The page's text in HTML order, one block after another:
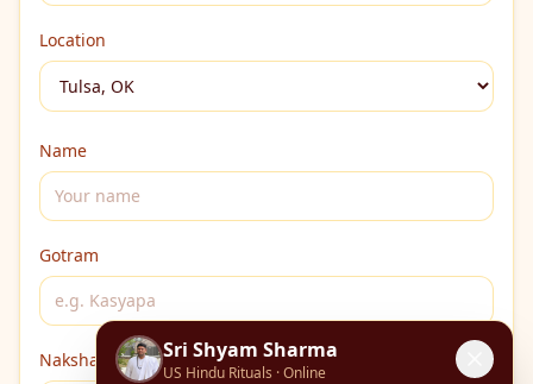
Location
Name
Gotram
Nakshatra (Optional)Sri Shyam Sharma
US Hindu Rituals · Online